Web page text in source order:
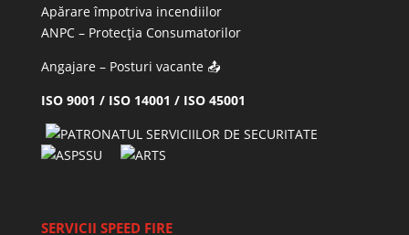
Apărare împotriva incendiilor
ANPC– Protecția Consumatorilor
Angajare – Posturi vacante📤
ISO 9001 / ISO 14001 / ISO 45001
SERVICII SPEED FIRE